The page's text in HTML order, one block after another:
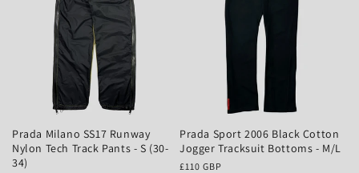
Prada Milano SS17 Runway
Nylon Tech Track Pants - S (30-
34)
Prada Sport 2006 Black Cotton
Jogger Tracksuit Bottoms - M/L
Prix
£110 GBP